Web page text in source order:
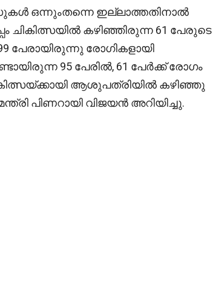
ഒന്നുംതന്നെ ഇല്ലാത്തതിനാൽ
കഴിഞ്ഞിരുന്ന 61 പേരുടെ
പേരായിരുന്നു രോഗികളായി
95 പേരിൽ, 61 പേർക്ക് രോഗം
ആശുപത്രിയിൽ കഴിഞ്ഞു
പിണറായി വിജയൻ അറിയിച്ചു.